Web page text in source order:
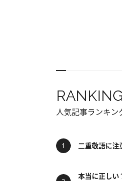
RANKING
人気記事ランキン
二重敬語に
本当に正し